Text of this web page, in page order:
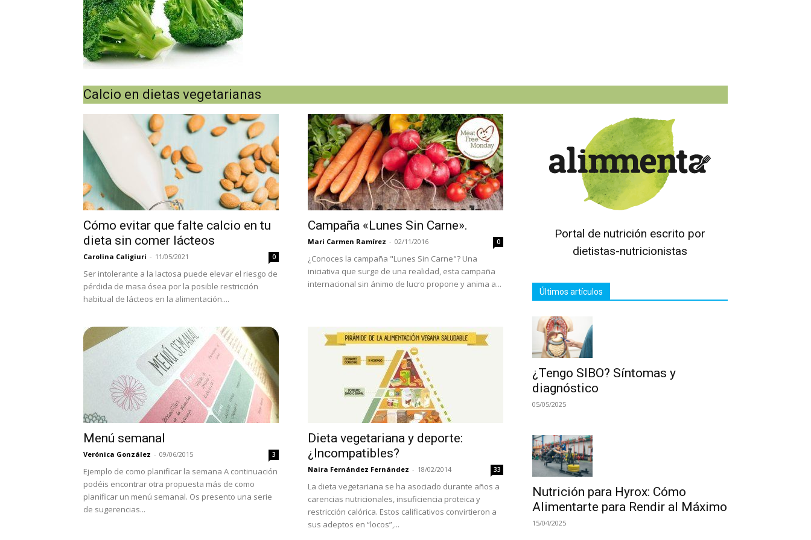
Calcio en dietas vegetarianas
Cómo evitar que falte calcio en tu
dieta sin comer lácteos
Carolina Caligiuri - 11/05/2021 0
Ser intolerante a la lactosa puede elevar el riesgo de
pérdida de masa ósea por la posible restricción
habitual de lácteos en la alimentación....
Campaña «Lunes Sin Carne».
Mari Carmen Ramírez - 02/11/2016 0
¿Conoces la campaña "Lunes Sin Carne"? Una
iniciativa que surge de una realidad, esta campaña
internacional sin ánimo de lucro propone y anima a...
Menú semanal
Verónica González - 09/06/2015 3
Ejemplo de como planificar la semana A continuación
podéis encontrar otra propuesta más de como
planificar un menú semanal. Os presento una serie
de sugerencias...
Dieta vegetariana y deporte:
¿Incompatibles?
Naira Fernández Fernández - 18/02/2014 33
La dieta vegetariana se ha asociado durante años a
carencias nutricionales, insuficiencia proteica y
restricción calórica. Estos calificativos convirtieron a
sus adeptos en “locos”,...
Portal de nutrición escrito por
dietistas-nutricionistas
Últimos artículos
¿Tengo SIBO? Síntomas y
diagnóstico
05/05/2025
Nutrición para Hyrox: Cómo
Alimentarte para Rendir al Máximo
15/04/2025